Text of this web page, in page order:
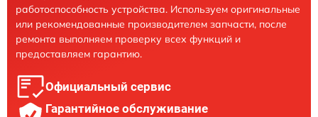
работоспособность устройства. Используем оригинальные
или рекомендованные производителем запчасти, после
ремонта выполняем проверку всех функций и
предоставляем гарантию.
Официальный сервис
Гарантийное обслуживание